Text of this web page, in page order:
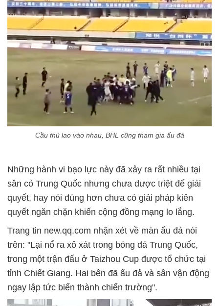
Cầu thủ lao vào nhau, BHL cũng tham gia ẩu đả
Những hành vi bạo lực này đã xảy ra rất nhiều tại
sân cỏ Trung Quốc nhưng chưa được triệt để giải
quyết, hay nói đúng hơn chưa có giải pháp kiên
quyết ngăn chặn khiến cộng đồng mạng lo lắng.
Trang tin new.qq.com nhận xét về màn ẩu đả nói
trên: "Lại nổ ra xô xát trong bóng đá Trung Quốc,
trong một trận đấu ở Taizhou Cup được tổ chức tại
tỉnh Chiết Giang. Hai bên đã ẩu đả và sân vận động
ngay lập tức biến thành chiến trường".